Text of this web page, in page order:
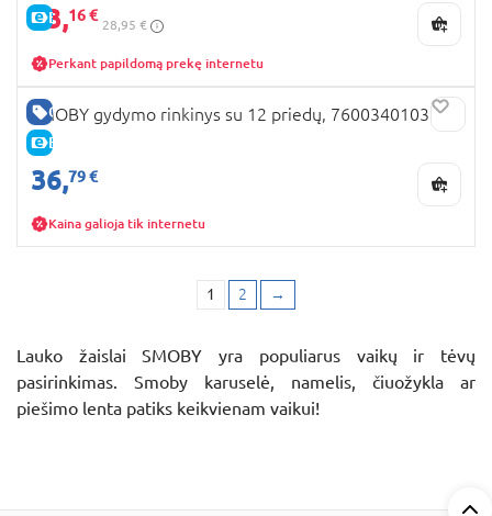
E-KAINA
23,16 €
28,95 €
Perkant papildomą prekę internetu
GERA KAINA
E-KAINA
SMOBY gydymo rinkinys su 12 priedų, 7600340103
36,79 €
Kaina galioja tik internetu
1 2 →
Lauko žaislai SMOBY yra populiarus vaikų ir tėvų
pasirinkimas. Smoby karuselė, namelis, čiuožykla ar
piešimo lenta patiks keikvienam vaikui!